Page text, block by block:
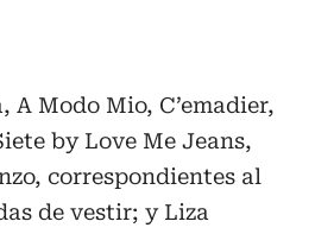
A Modo Mio, C’emadier,
by Love Me Jeans,
correspondientes al
de vestir; y Liza